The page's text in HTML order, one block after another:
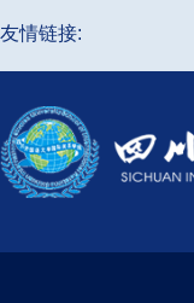
友情链接: